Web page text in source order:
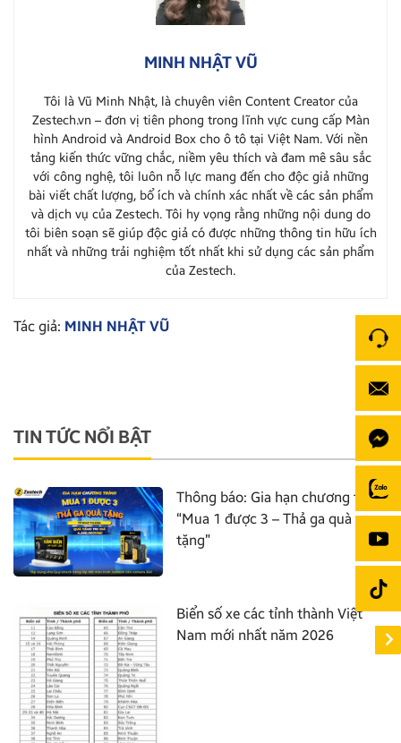
MINH NHẬT VŨ
Tôi là Vũ Minh Nhật, là chuyên viên Content Creator của
Zestech.vn – đơn vị tiên phong trong lĩnh vực cung cấp Màn
hình Android và Android Box cho ô tô tại Việt Nam. Với nền
tảng kiến thức vững chắc, niềm yêu thích và đam mê sâu sắc
với công nghệ, tôi luôn nỗ lực mang đến cho độc giả những
bài viết chất lượng, bổ ích và chính xác nhất về các sản phẩm
và dịch vụ của Zestech. Tôi hy vọng rằng những nội dung do
tôi biên soạn sẽ giúp độc giả có được những thông tin hữu ích
nhất và những trải nghiệm tốt nhất khi sử dụng các sản phẩm
của Zestech.
Tác giả: MINH NHẬT VŨ
TIN TỨC NỔI BẬT
Thông báo: Gia hạn chương trình
“Mua 1 được 3 – Thả ga quà
tặng”
Biển số xe các tỉnh thành Việt
Nam mới nhất năm 2026